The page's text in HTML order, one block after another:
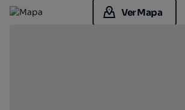
Ver Mapa